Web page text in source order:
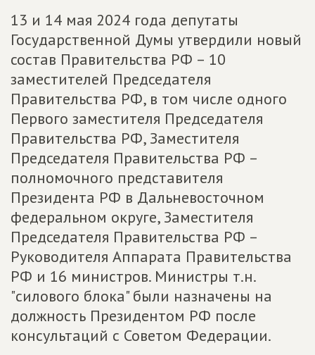
13 и 14 мая 2024 года депутаты
Государственной Думы утвердили новый
состав Правительства РФ – 10
заместителей Председателя
Правительства РФ, в том числе одного
Первого заместителя Председателя
Правительства РФ, Заместителя
Председателя Правительства РФ –
полномочного представителя
Президента РФ в Дальневосточном
федеральном округе, Заместителя
Председателя Правительства РФ –
Руководителя Аппарата Правительства
РФ и 16 министров. Министры т.н.
"силового блока" были назначены на
должность Президентом РФ после
консультаций с Советом Федерации.